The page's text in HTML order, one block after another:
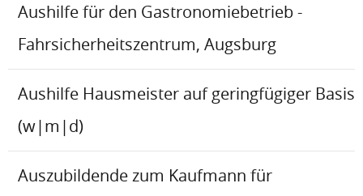
Aushilfe für den Gastronomiebetrieb -
Fahrsicherheitszentrum, Augsburg
Aushilfe Hausmeister auf geringfügiger Basis
(w|m|d)
Auszubildende zum Kaufmann für